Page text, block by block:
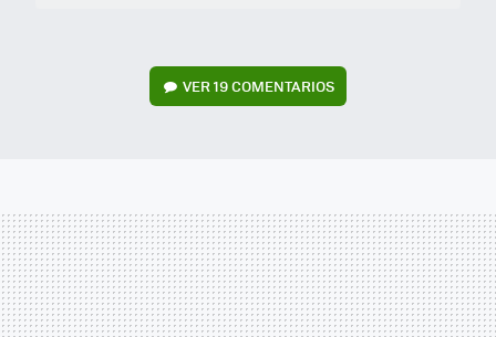
VER19 COMENTARIOS